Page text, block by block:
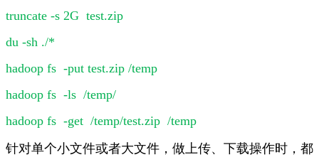
truncate -s 2G test.zip
du -sh ./*
hadoop fs -put test.zip /temp
hadoop fs -ls /temp/
hadoop fs -get /temp/test.zip /temp
针对单个小文件或者大文件，做上传、下载操作时，都